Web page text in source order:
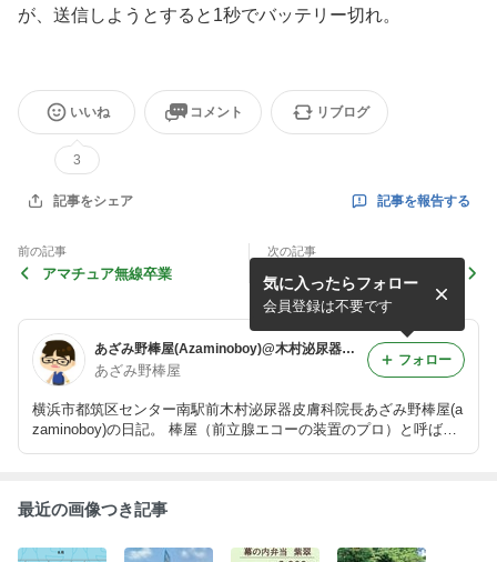
が、送信しようとすると1秒でバッテリー切れ。
いいね
3
コメント リブログ
記事をシェア 記事を報告する
前の記事
アマチュア無線卒業
次の記事
第50回6m AND DOWN忘れ
てた
あざみ野棒屋(Azaminoboy)@木村泌尿器皮膚科
あざみ野棒屋
横浜市都筑区センター南駅前木村泌尿器皮膚科院長あざみ野棒屋(a
zaminoboy)の日記。 棒屋（前立腺エコーの装置のプロ）と呼ばれ
て30年。 あざみ野駅発あざみ野ガーデンズ行きバスの沿線に住ん
気に入ったらフォロー
会員登録は不要です
フォロー
最近の画像つき記事